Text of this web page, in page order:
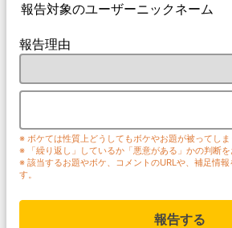
報告対象のユーザーニックネーム
報告理由
※ ボケては性質上どうしてもボケやお題が被ってしま
※ 「繰り返し」しているか「悪意がある」かの判断を
※ 該当するお題やボケ、コメントのURLや、補足情
す。
報告する